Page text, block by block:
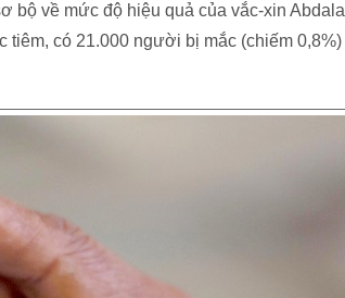
bộ về mức độ hiệu quả của vắc-xin
có 21.000 người bị mắc (chiếm